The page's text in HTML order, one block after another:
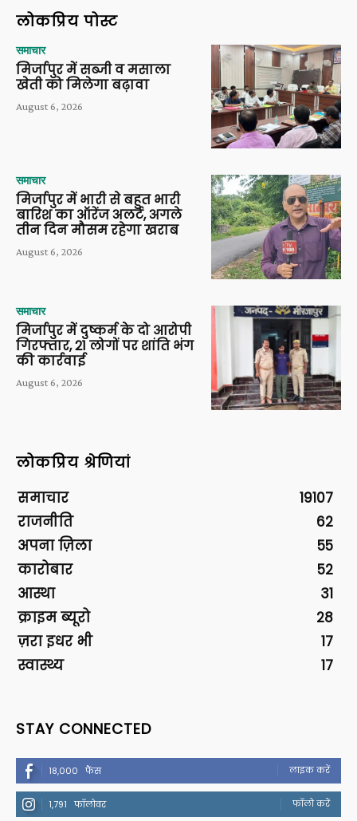
लोकप्रिय पोस्ट
समाचार
मिर्जापुर में सब्जी व मसाला
खेती को मिलेगा बढ़ावा
August 6, 2026
समाचार
मिर्जापुर में भारी से बहुत भारी
बारिश का ऑरेंज अलर्ट, अगले
तीन दिन मौसम रहेगा खराब
August 6, 2026
समाचार
मिर्जापुर में दुष्कर्म के दो आरोपी
गिरफ्तार, 21 लोगों पर शांति भंग
की कार्रवाई
August 6, 2026
लोकप्रिय श्रेणियां
समाचार
19107
राजनीति
62
अपना ज़िला
55
कारोबार
52
आस्था
31
क्राइम ब्यूरो
28
ज़रा इधर भी
17
स्वास्थ्य
17
STAY CONNECTED
18,000 फैंस लाइक करें
1,791 फॉलोवर फॉलो करें